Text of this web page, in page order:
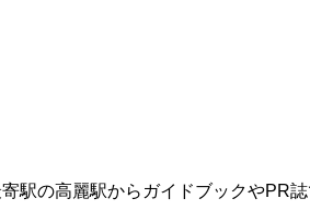
駅の高麗駅からガイドブックやPR